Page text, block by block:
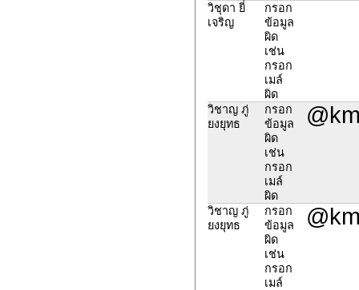
วิชุดา ยี่
เจริญ
กรอก
ข้อมูล
ผิด
เช่น
กรอก
เมล์
ผิด
วิชาญ ภู่
ยงยุทธ
กรอก
ข้อมูล
ผิด
เช่น
กรอก
เมล์
ผิด
วิชาญ ภู่
ยงยุทธ
กรอก
ข้อมูล
ผิด
เช่น
กรอก
เมล์